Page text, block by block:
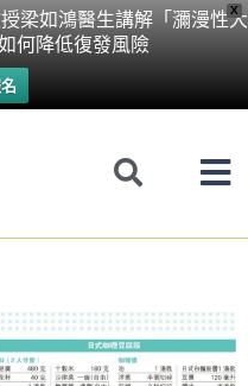
X
梁如鴻醫生講解「瀰漫性大
何降低復發風險